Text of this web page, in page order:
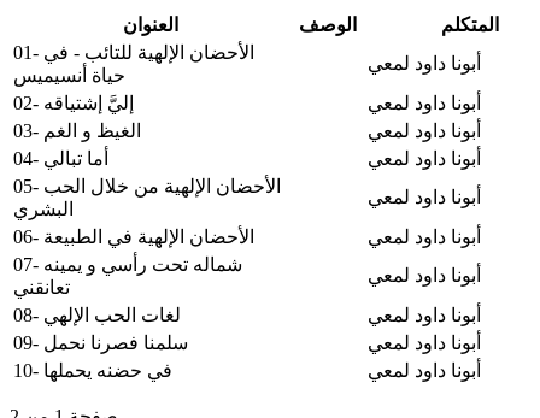
العنوان الوصف
المتكلم
01- الأحضان الإلهية للتائب - في
حياة أنسيميس
أبونا داود لمعي
02- إليَّ إشتياقه
أبونا داود لمعي
03- الغيظ و الغم
أبونا داود لمعي
04- أما تبالي
أبونا داود لمعي
05- الأحضان الإلهية من خلال الحب
البشري
أبونا داود لمعي
06- الأحضان الإلهية في الطبيعة
أبونا داود لمعي
07- شماله تحت رأسي و يمينه
تعانقني
أبونا داود لمعي
08- لغات الحب الإلهي
أبونا داود لمعي
09- سلمنا فصرنا نحمل
أبونا داود لمعي
10- في حضنه يحملها
أبونا داود لمعي